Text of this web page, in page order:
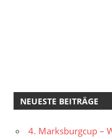
NEUESTE BEITRÄGE
4. Marksburgcup –